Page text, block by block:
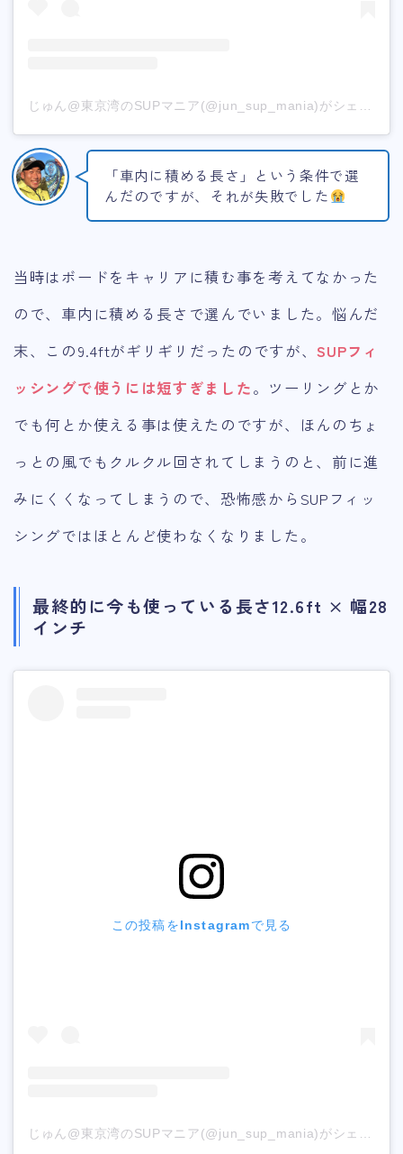
じゅん@東京湾のSUPマニア(@jun_sup_mania)がシェアした投稿
「車内に積める長さ」という条件で選
んだのですが、それが失敗でした
当時はボードをキャリアに積む事を考えてなかった
ので、車内に積める長さで選んでいました。悩んだ
末、この9.4ftがギリギリだったのですが、SUPフィ
ッシングで使うには短すぎました。ツーリングとか
でも何とか使える事は使えたのですが、ほんのちょ
っとの風でもクルクル回されてしまうのと、前に進
みにくくなってしまうので、恐怖感からSUPフィッ
シングではほとんど使わなくなりました。
最終的に今も使っている長さ12.6ft × 幅28
インチ
この投稿をInstagramで見る